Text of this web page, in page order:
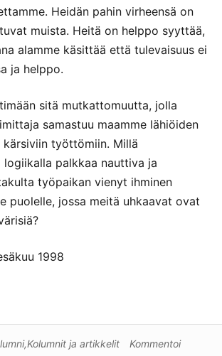
Heidän pahin virheensä on
muista. Heitä on helppo syyttää,
alamme käsittää että tulevaisuus ei
ja helppo.
sitä mutkattomuutta, jolla
samastuu maamme lähiöiden
kärsiviin työttömiin. Millä
logiikalla palkkaa nauttiva ja
työpaikan vienyt ihminen
puolelle, jossa meitä uhkaavat ovat
1998
,Kolumnit ja artikkelit Kommentoi